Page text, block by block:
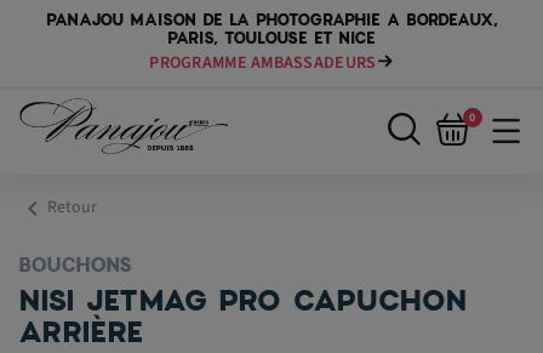
PANAJOU MAISON DE LA PHOTOGRAPHIE A BORDEAUX,
PARIS, TOULOUSE ET NICE
PROGRAMME AMBASSADEURS
0
chevron_left Retour
BOUCHONS
NISI JETMAG PRO CAPUCHON
ARRIÈRE